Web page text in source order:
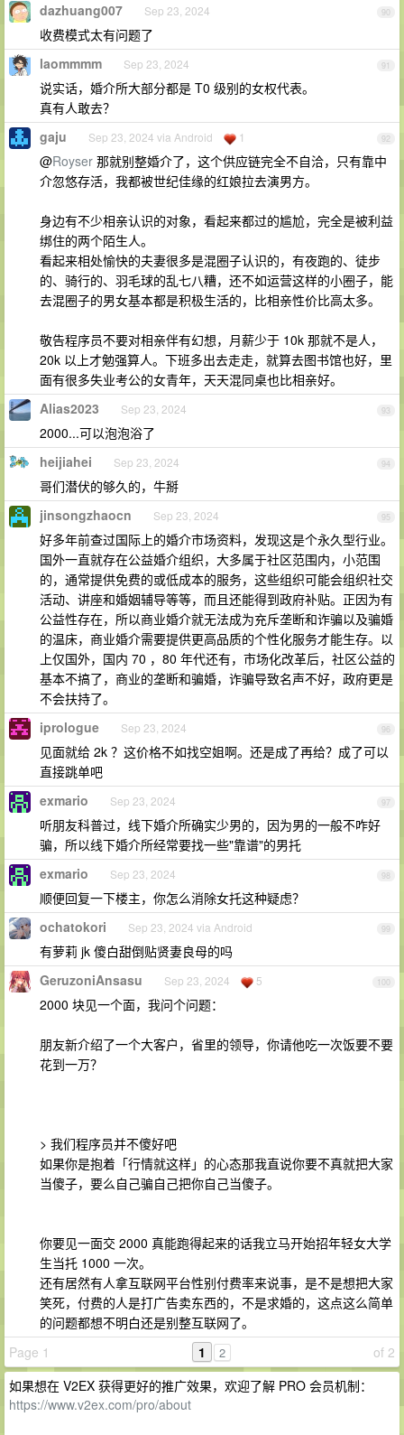
90
dazhuang007 Sep 23, 2024
收费模式太有问题了
91
laommmm Sep 23, 2024
说实话，婚介所大部分都是 T0 级别的女权代表。
真有人敢去？
92
gaju Sep 23, 2024 via Android 1
@Royser 那就别整婚介了，这个供应链完全不自洽，只有靠中
介忽悠存活，我都被世纪佳缘的红娘拉去演男方。
身边有不少相亲认识的对象，看起来都过的尴尬，完全是被利益
绑住的两个陌生人。
看起来相处愉快的夫妻很多是混圈子认识的，有夜跑的、徒步
的、骑行的、羽毛球的乱七八糟，还不如运营这样的小圈子，能
去混圈子的男女基本都是积极生活的，比相亲性价比高太多。
敬告程序员不要对相亲伴有幻想，月薪少于 10k 那就不是人，
20k 以上才勉强算人。下班多出去走走，就算去图书馆也好，里
面有很多失业考公的女青年，天天混同桌也比相亲好。
93
Alias2023 Sep 23, 2024
2000...可以泡泡浴了
94
heijiahei Sep 23, 2024
哥们潜伏的够久的，牛掰
95
jinsongzhaocn Sep 23, 2024
好多年前查过国际上的婚介市场资料，发现这是个永久型行业。
国外一直就存在公益婚介组织，大多属于社区范围内，小范围
的，通常提供免费的或低成本的服务，这些组织可能会组织社交
活动、讲座和婚姻辅导等等，而且还能得到政府补贴。正因为有
公益性存在，所以商业婚介就无法成为充斥垄断和诈骗以及骗婚
的温床，商业婚介需要提供更高品质的个性化服务才能生存。以
上仅国外，国内 70 ，80 年代还有，市场化改革后，社区公益的
基本不搞了，商业的垄断和骗婚，诈骗导致名声不好，政府更是
不会扶持了。
96
iprologue Sep 23, 2024
见面就给 2k ？这价格不如找空姐啊。还是成了再给？成了可以
直接跳单吧
97
exmario Sep 23, 2024
听朋友科普过，线下婚介所确实少男的，因为男的一般不咋好
骗，所以线下婚介所经常要找一些"靠谱"的男托
98
exmario Sep 23, 2024
顺便回复一下楼主，你怎么消除女托这种疑虑？
99
ochatokori Sep 23, 2024 via Android
有萝莉 jk 傻白甜倒贴贤妻良母的吗
100
GeruzoniAnsasu Sep 23, 2024 5
2000 块见一个面，我问个问题：
朋友新介绍了一个大客户，省里的领导，你请他吃一次饭要不要
花到一万？
> 我们程序员并不傻好吧
如果你是抱着「行情就这样」的心态那我直说你要不真就把大家
当傻子，要么自己骗自己把你自己当傻子。
你要见一面交 2000 真能跑得起来的话我立马开始招年轻女大学
生当托 1000 一次。
还有居然有人拿互联网平台性别付费率来说事，是不是想把大家
笑死，付费的人是打广告卖东西的，不是求婚的，这点这么简单
的问题都想不明白还是别整互联网了。
Page 1
of 2
1 2
如果想在 V2EX 获得更好的推广效果，欢迎了解 PRO 会员机制：
https://www.v2ex.com/pro/about